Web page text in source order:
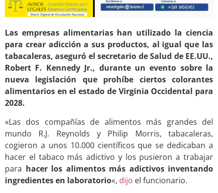
Las empresas alimentarias han utilizado la ciencia
para crear adicción a sus productos, al igual que las
tabacaleras, aseguró el secretario de Salud de EE.UU.,
Robert F. Kennedy Jr., durante un evento sobre la
nueva legislación que prohíbe ciertos colorantes
alimentarios en el estado de Virginia Occidental para
2028.
«Las dos compañías de alimentos más grandes del
mundo R.J. Reynolds y Philip Morris, tabacaleras,
cogieron a unos 10.000 científicos que se dedicaban a
hacer el tabaco más adictivo y los pusieron a trabajar
para hacer los alimentos más adictivos inventando
ingredientes en laboratorio«, dijo el funcionario.